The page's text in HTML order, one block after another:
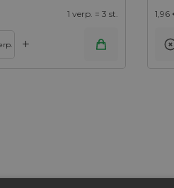
1 verp. = 3 st.
+
1,96